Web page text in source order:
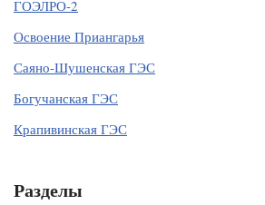
ГОЭЛРО-2
Освоение Приангарья
Саяно-Шушенская ГЭС
Богучанская ГЭС
Крапивинская ГЭС
Разделы